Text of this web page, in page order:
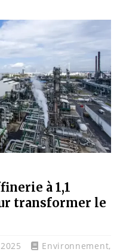
Bénin :
Aliko
à 1,1
transformer le
Environnement,